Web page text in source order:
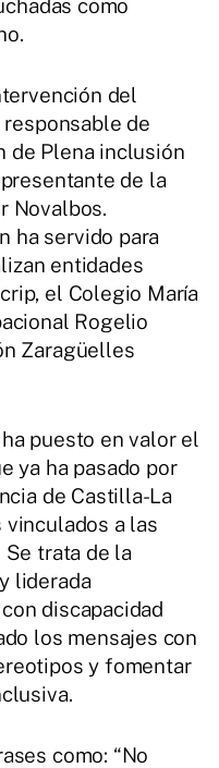
como
del
de
de Plena inclusión
de la
Novalbos.
ha servido para
entidades
el Colegio María
Rogelio
Zaragüelles
puesto en valor el
ya ha pasado por
de Castilla-La
vinculados a las
trata de la
liderada
discapacidad
los mensajes con
y fomentar
como: “No